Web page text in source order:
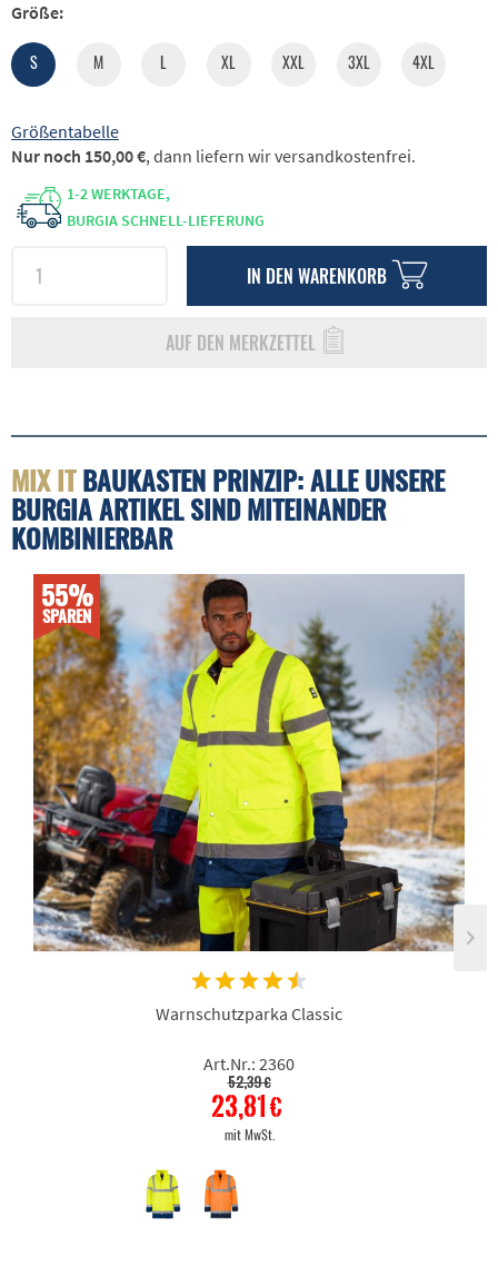
Größe:
S M L XL XXL 3XL 4XL
Größentabelle
1-2 WERKTAGE,
BURGIA SCHNELL-LIEFERUNG
IN DEN WARENKORB
AUF DEN MERKZETTEL
Nur noch 150,00 €, dann liefern wir versandkostenfrei.
MIX ITBAUKASTEN PRINZIP: ALLE UNSERE
BURGIA ARTIKEL SIND MITEINANDER
KOMBINIERBAR
55%
SPAREN
Warnschutzparka Classic
Art.Nr.: 2360
52,39 €
23,81 €
mit MwSt.